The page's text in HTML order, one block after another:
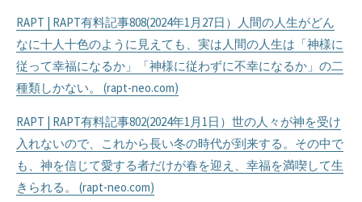
RAPT | RAPT有料記事808(2024年1月27日）人間の人生がどん
なに十人十色のように見えても、実は人間の人生は「神様に
従って幸福になるか」「神様に従わずに不幸になるか」の二
種類しかない。 (rapt-neo.com)
RAPT | RAPT有料記事802(2024年1月1日）世の人々が神を受け
入れないので、これから長い冬の時代が到来する。その中で
も、神を信じて愛する者だけが春を迎え、幸福を満喫して生
きられる。 (rapt-neo.com)